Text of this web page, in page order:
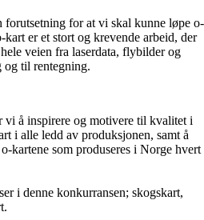
forutsetning for at vi skal kunne løpe o-
er et stort og krevende arbeid, der
veien fra laserdata, flybilder og
og til rentegning.
vi å inspirere og motivere til kvalitet i
i alle ledd av produksjonen, samt å
kartene som produseres i Norge hvert
i denne konkurransen; skogskart,